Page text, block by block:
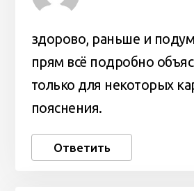
здорово, раньше и
прям всё подробно
только для некоторых
пояснения.
Ответить